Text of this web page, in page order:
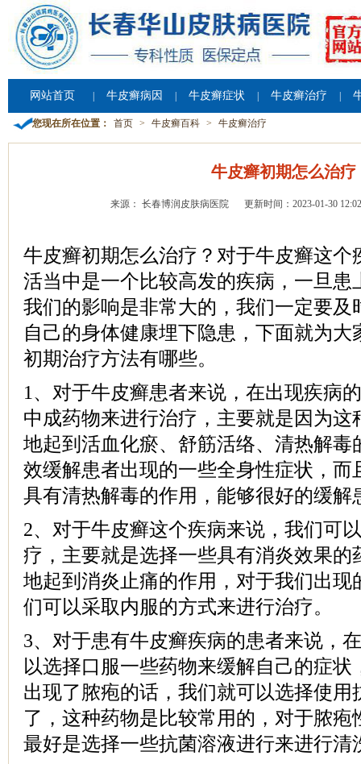
网站首页 牛皮癣病因 牛皮癣症状 牛皮癣治疗
您现在所在位置： 首页 > 牛皮癣百科 > 牛皮癣治疗
牛皮癣初期怎么治疗
来源： 长春博润皮肤病医院 更新时间：2023-01-30
牛皮癣初期怎么治疗？对于牛皮癣这个
活当中是一个比较高发的疾病，一旦患
我们的影响是非常大的，我们一定要及
自己的身体健康埋下隐患，下面就为大
初期治疗方法有哪些。
1、对于牛皮癣患者来说，在出现疾病
中成药物来进行治疗，主要就是因为这
地起到活血化瘀、舒筋活络、清热解毒
效缓解患者出现的一些全身性症状，而
具有清热解毒的作用，能够很好的缓解
2、对于牛皮癣这个疾病来说，我们可
疗，主要就是选择一些具有消炎效果的
地起到消炎止痛的作用，对于我们出现
们可以采取内服的方式来进行治疗。
3、对于患有牛皮癣疾病的患者来说，
以选择口服一些药物来缓解自己的症状
出现了脓疱的话，我们就可以选择使用
了，这种药物是比较常用的，对于脓疱
最好是选择一些抗菌溶液进行来进行清